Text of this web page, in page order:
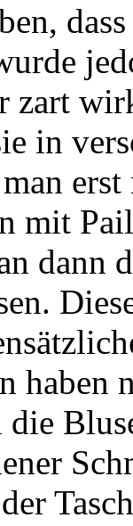
zart
in
mit
dann
haben